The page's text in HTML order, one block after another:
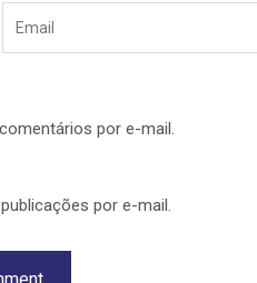
por e-mail.
por e-mail.